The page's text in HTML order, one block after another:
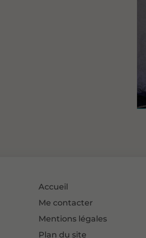
Accueil
Me contacter
Mentions légales
Plan du site